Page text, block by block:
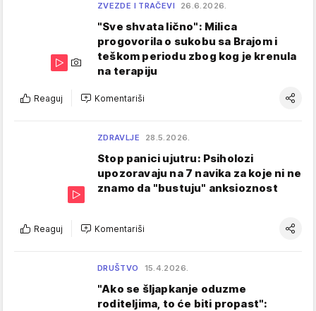
ZVEZDE I TRAČEVI 26.6.2026.
"Sve shvata lično": Milica
progovorila o sukobu sa Brajom i
teškom periodu zbog kog je krenula
na terapiju
Reaguj Komentariši
ZDRAVLJE 28.5.2026.
Stop panici ujutru: Psiholozi
upozoravaju na 7 navika za koje ni ne
znamo da "bustuju" anksioznost
Reaguj Komentariši
DRUŠTVO 15.4.2026.
"Ako se šljapkanje oduzme
roditeljima, to će biti propast":